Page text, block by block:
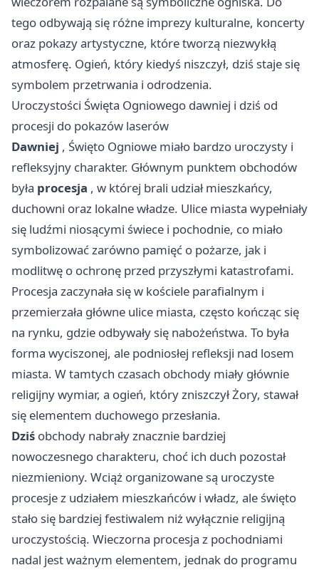
tego odbywają się różne imprezy kulturalne, koncerty
oraz pokazy artystyczne, które tworzą niezwykłą
atmosferę. Ogień, który kiedyś niszczył, dziś staje się
symbolem przetrwania i odrodzenia.
Uroczystości Święta Ogniowego dawniej i dziś od
procesji do pokazów laserów
Dawniej , Święto Ogniowe miało bardzo uroczysty i
refleksyjny charakter. Głównym punktem obchodów
była procesja , w której brali udział mieszkańcy,
duchowni oraz lokalne władze. Ulice miasta wypełniały
się ludźmi niosącymi świece i pochodnie, co miało
symbolizować zarówno pamięć o pożarze, jak i
modlitwę o ochronę przed przyszłymi katastrofami.
Procesja zaczynała się w kościele parafialnym i
przemierzała główne ulice miasta, często kończąc się
na rynku, gdzie odbywały się nabożeństwa. To była
forma wyciszonej, ale podniosłej refleksji nad losem
miasta. W tamtych czasach obchody miały głównie
religijny wymiar, a ogień, który zniszczył Żory, stawał
się elementem duchowego przesłania.
Dziś obchody nabrały znacznie bardziej
nowoczesnego charakteru, choć ich duch pozostał
niezmieniony. Wciąż organizowane są uroczyste
procesje z udziałem mieszkańców i władz, ale święto
stało się bardziej festiwalem niż wyłącznie religijną
uroczystością. Wieczorna procesja z pochodniami
nadal jest ważnym elementem, jednak do programu